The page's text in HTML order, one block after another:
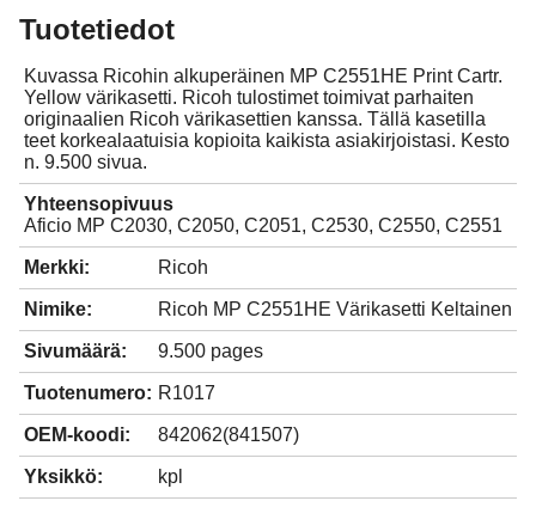
Tuotetiedot
Kuvassa Ricohin alkuperäinen MP C2551HE Print Cartr.
Yellow värikasetti. Ricoh tulostimet toimivat parhaiten
originaalien Ricoh värikasettien kanssa. Tällä kasetilla
teet korkealaatuisia kopioita kaikista asiakirjoistasi. Kesto
n. 9.500 sivua.
Yhteensopivuus
Aficio MP C2030, C2050, C2051, C2530, C2550, C2551
Merkki: Ricoh
Nimike: Ricoh MP C2551HE Värikasetti Keltainen
Sivumäärä: 9.500 pages
Tuotenumero: R1017
OEM-koodi: 842062(841507)
Yksikkö: kpl